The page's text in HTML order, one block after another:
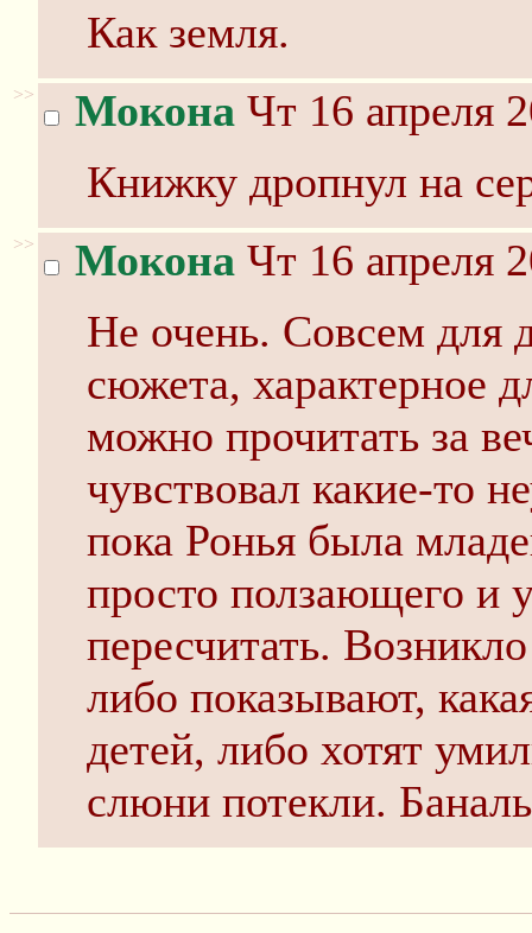
Как земля.
>> Мокона Чт 16 апреля
Книжку дропнул на
>> Мокона Чт 16 апреля
Не очень. Совсем для
сюжета, характерное
можно прочитать за
чувствовал какие-то
пока Ронья была
просто ползающего и
пересчитать.
либо показывают,
детей, либо хотят
слюни потекли.